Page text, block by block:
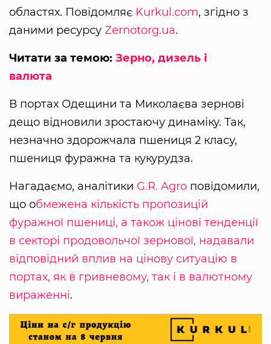
областях. Повідомляє Kurkul.com, згідно з
даними ресурсу Zernotorg.ua.
Читати за темою: Зерно, дизель і
валюта
В портах Одещини та Миколаєва зернові
дещо відновили зростаючу динаміку. Так,
незначно здорожчала пшениця 2 класу,
пшениця фуражна та кукурудза.
Нагадаємо, аналітики G.R. Agro повідомили,
що обмежена кількість пропозицій
фуражної пшениці, а також цінові тенденції
в секторі продовольчої зернової, надавали
відповідний вплив на цінову ситуацію в
портах, як в гривневому, так і в валютному
вираженні.